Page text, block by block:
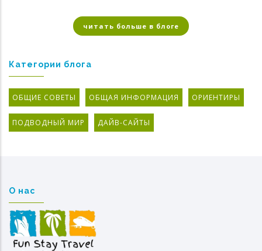
читать больше в блоге
Категории блога
ОБЩИЕ СОВЕТЫ ОБЩАЯ ИНФОРМАЦИЯ ОРИЕНТИРЫ
ПОДВОДНЫЙ МИР ДАЙВ-САЙТЫ
О нас